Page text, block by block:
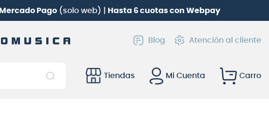
Pago(solo web) | Hasta 6 cuotas con Webpay
Blog Atención al cliente
Tiendas
Mi Cuenta